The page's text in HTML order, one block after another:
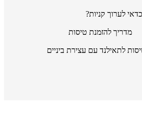
לערוך קניות?
מדריך להזמנת טיסות
לתאילנד עם עצירת ביניים